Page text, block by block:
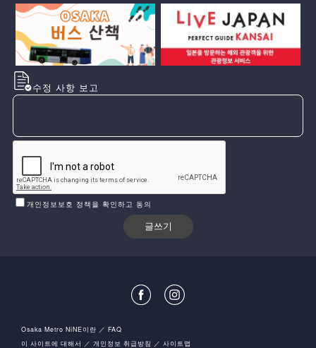
수정 사항 보고
개인정보보호 정책을 확인하고 동의
Osaka Metro NiNE이란
FAQ
이 사이트에 대해서
개인정보 취급방침 사이트맵